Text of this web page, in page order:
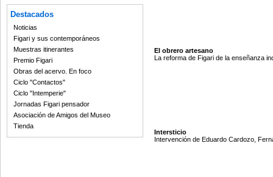
Destacados
Noticias
Figari y sus contemporáneos
Muestras itinerantes
Premio Figari
Obras del acervo. En foco
Ciclo "Contactos"
Ciclo "Intemperie"
Jornadas Figari pensador
Asociación de Amigos del Museo
Tienda
El obrero artesano
La reforma de Figari de la enseñanza
Intersticio
Intervención de Eduardo Cardozo,